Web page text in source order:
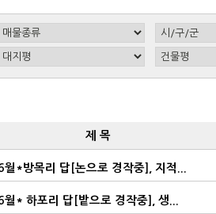
제 목
*방목리 답[논으로 경작중], 지적...
* 하포리 답[밭으로 경작중], 생...